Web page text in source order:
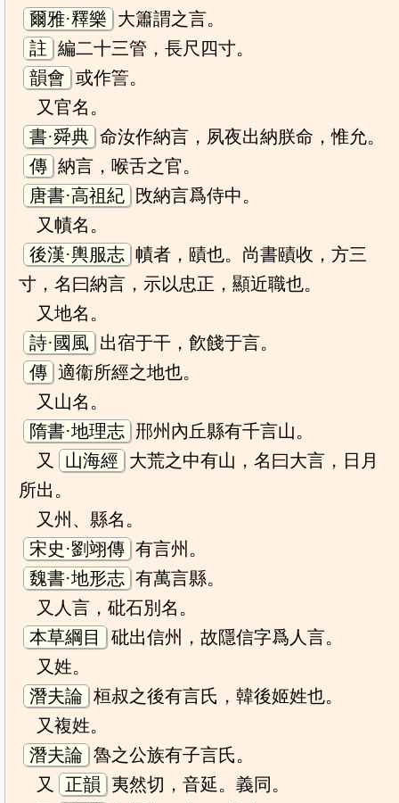
爾雅·釋樂
大簫謂之言。
註 編二十三管，長尺四寸。
韻會 或作䇾。
又官名。
書·舜典 命汝作納言，夙夜出納朕命，惟允。
傳 納言，喉舌之官。
唐書·高祖紀
攺納言爲侍中。
又幘名。
後漢·輿服志 幘者，賾也。尚書賾收，方三
寸，名曰納言，示以忠正，顯近職也。
又地名。
詩·國風
出宿于干，飮餞于言。
傳 適衞所經之地也。
又山名。
隋書·地理志 郉州內丘縣有千言山。
又
山海經
大荒之中有山，名曰大言，日月
所出。
又州、縣名。
宋史·劉翊傳 有言州。
魏書·地形志 有萬言縣。
又人言，砒石別名。
本草綱目
砒出信州，故隱信字爲人言。
又姓。
潛夫論 桓叔之後有言氏，韓後姬姓也。
又複姓。
潛夫論 魯之公族有子言氏。
又
正韻
夷然切，音延。義同。